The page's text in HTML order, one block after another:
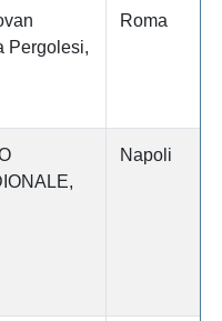
Pergolesi,
Roma
Napoli